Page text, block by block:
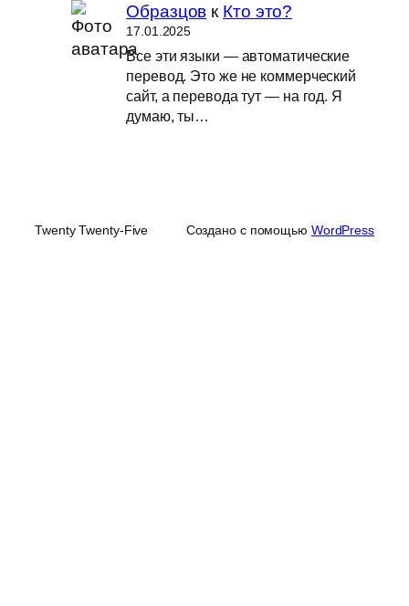
Образцов к Кто это?
17.01.2025
Все эти языки — автоматические
перевод. Это же не коммерческий
сайт, а перевода тут — на год. Я
думаю, ты…
Twenty Twenty-Five Создано с помощью WordPress